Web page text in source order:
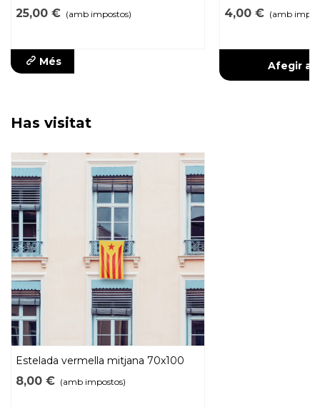
25,00 € (amb impostos)
Més
Estelada blava
4,00 € (amb
Afegir a
Has visitat
Estelada vermella mitjana 70x100
cm
8,00 € (amb impostos)